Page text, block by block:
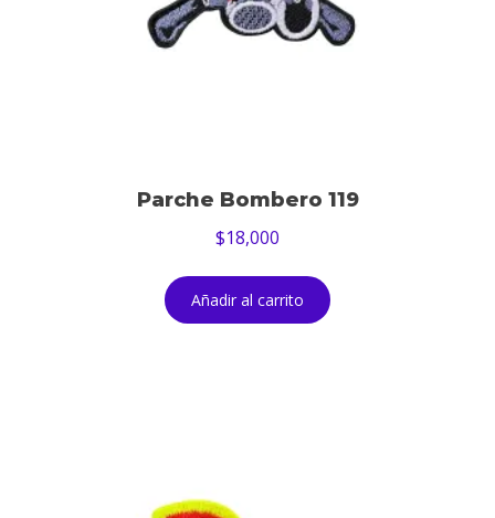
Parche Bombero 119
$18,000
Añadir al carrito